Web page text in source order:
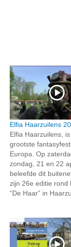
Elfia Haarzuilens
Elfia Haarzuilens,
grootste
Europa. Op
zondag, 21 en 22
beleefde dit
zijn 26e editie rond
“De Haar” in